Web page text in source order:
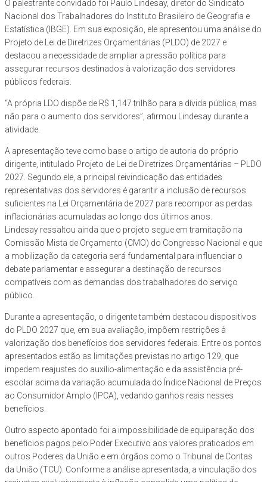
O palestrante convidado foi Paulo Lindesay, diretor do Sindicato
Nacional dos Trabalhadores do Instituto Brasileiro de Geografia e
Estatística (IBGE). Em sua exposição, ele apresentou uma análise do
Projeto de Lei de Diretrizes Orçamentárias (PLDO) de 2027 e
destacou a necessidade de ampliar a pressão política para
assegurar recursos destinados à valorização dos servidores
públicos federais.
“A própria LDO dispõe de R$ 1,147 trilhão para a dívida pública, mas
não para o aumento dos servidores”, afirmou Lindesay durante a
atividade.
A apresentação teve como base o artigo de autoria do próprio
dirigente, intitulado Projeto de Lei de Diretrizes Orçamentárias – PLDO
2027. Segundo ele, a principal reivindicação das entidades
representativas dos servidores é garantir a inclusão de recursos
suficientes na Lei Orçamentária de 2027 para recompor as perdas
inflacionárias acumuladas ao longo dos últimos anos.
Lindesay ressaltou ainda que o projeto segue em tramitação na
Comissão Mista de Orçamento (CMO) do Congresso Nacional e que
a mobilização da categoria será fundamental para influenciar o
debate parlamentar e assegurar a destinação de recursos
compatíveis com as demandas dos trabalhadores do serviço
público.
Durante a apresentação, o dirigente também destacou dispositivos
do PLDO 2027 que, em sua avaliação, impõem restrições à
valorização dos benefícios dos servidores federais. Entre os pontos
apresentados estão as limitações previstas no artigo 129, que
impedem reajustes do auxílio-alimentação e da assistência pré-
escolar acima da variação acumulada do Índice Nacional de Preços
ao Consumidor Amplo (IPCA), vedando ganhos reais nesses
benefícios.
Outro aspecto apontado foi a impossibilidade de equiparação dos
benefícios pagos pelo Poder Executivo aos valores praticados em
outros Poderes da União e em órgãos como o Tribunal de Contas
da União (TCU). Conforme a análise apresentada, a vinculação dos